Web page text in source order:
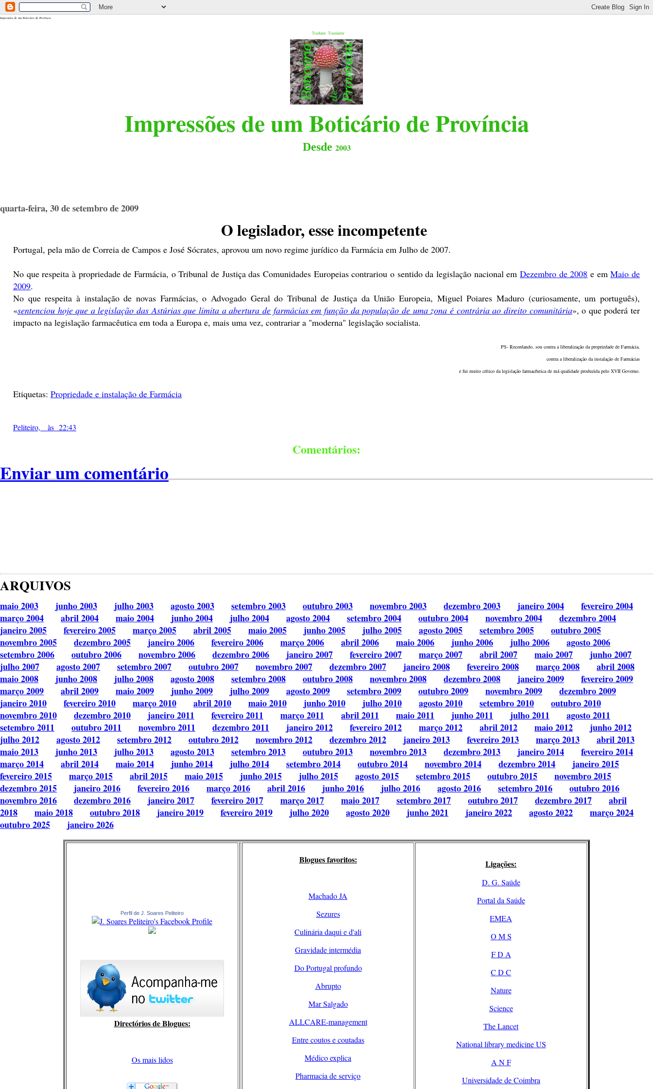
<$BlogRSDUrl$>
Impressões de um Boticário de Província
Tradutor Translator
Impressões de um Boticário de Província
Desde 2003
quarta-feira, 30 de setembro de 2009
O legislador, esse incompetente
Portugal, pela mão de Correia de Campos e José Sócrates, aprovou um novo regime jurídico da Farmácia em Julho de 2007.
No que respeita à propriedade de Farmácia, o Tribunal de Justiça das Comunidades Europeias contrariou o sentido da legislação nacional emDezembro de 2008 e emMaio de
2009.
No que respeita à instalação de novas Farmácias, o Advogado Geral do Tribunal de Justiça da União Europeia, Miguel Poiares Maduro (curiosamente, um português),
«sentenciou hoje que a legislação das Astúrias que limita a abertura de farmácias em função da população de uma zona é contrária ao direito comunitária», o que poderá ter
impacto na legislação farmacêutica em toda a Europa e, mais uma vez, contrariar a "moderna" legislação socialista.
PS- Recordando, sou contra a liberalização da propriedade de Farmácia,
contra a liberalização da instalação de Farmácias
e fui muito crítico da legislação farmacêutica de má qualidade produzida pelo XVII Governo.
Etiquetas: Propriedade e instalação de Farmácia
Peliteiro, às 22:43
Comentários:
Enviar um comentário
ARQUIVOS
maio 2003 junho 2003 julho 2003 agosto 2003 setembro 2003 outubro 2003 novembro 2003 dezembro 2003 janeiro 2004
fevereiro 2004
março 2004
abril 2004 maio 2004 junho 2004 julho 2004 agosto 2004 setembro 2004 outubro 2004 novembro 2004
dezembro 2004
janeiro 2005
fevereiro 2005 março 2005 abril 2005 maio 2005 junho 2005 julho 2005 agosto 2005 setembro 2005
outubro 2005
novembro 2005
dezembro 2005 janeiro 2006 fevereiro 2006 março 2006 abril 2006 maio 2006 junho 2006 julho 2006
agosto 2006
setembro 2006
outubro 2006 novembro 2006 dezembro 2006 janeiro 2007 fevereiro 2007 março 2007 abril 2007 maio 2007
junho 2007
julho 2007
agosto 2007 setembro 2007 outubro 2007 novembro 2007 dezembro 2007 janeiro 2008 fevereiro 2008 março 2008
abril 2008
maio 2008
junho 2008 julho 2008 agosto 2008 setembro 2008 outubro 2008 novembro 2008 dezembro 2008 janeiro 2009
fevereiro 2009
março 2009
abril 2009 maio 2009 junho 2009 julho 2009 agosto 2009 setembro 2009 outubro 2009 novembro 2009
dezembro 2009
janeiro 2010
fevereiro 2010 março 2010 abril 2010 maio 2010 junho 2010 julho 2010 agosto 2010 setembro 2010
outubro 2010
novembro 2010
dezembro 2010 janeiro 2011 fevereiro 2011 março 2011 abril 2011 maio 2011 junho 2011 julho 2011
agosto 2011
setembro 2011
outubro 2011 novembro 2011 dezembro 2011 janeiro 2012 fevereiro 2012 março 2012 abril 2012 maio 2012
junho 2012
julho 2012
agosto 2012 setembro 2012 outubro 2012 novembro 2012 dezembro 2012 janeiro 2013 fevereiro 2013 março 2013
abril 2013
maio 2013
junho 2013 julho 2013 agosto 2013 setembro 2013 outubro 2013 novembro 2013 dezembro 2013 janeiro 2014
fevereiro 2014
março 2014
abril 2014 maio 2014 junho 2014 julho 2014 setembro 2014 outubro 2014 novembro 2014 dezembro 2014
janeiro 2015
fevereiro 2015
março 2015 abril 2015 maio 2015 junho 2015 julho 2015 agosto 2015 setembro 2015 outubro 2015
novembro 2015
dezembro 2015
janeiro 2016 fevereiro 2016 março 2016 abril 2016 junho 2016 julho 2016 agosto 2016 setembro 2016
outubro 2016
novembro 2016
dezembro 2016 janeiro 2017 fevereiro 2017 março 2017 maio 2017 setembro 2017 outubro 2017 dezembro 2017
abril
2018
maio 2018 outubro 2018 janeiro 2019 fevereiro 2019 julho 2020 agosto 2020 junho 2021 janeiro 2022 agosto 2022
março 2024
outubro 2025
janeiro 2026
Perfil de J. Soares Peliteiro
Directórios de Blogues:
Os mais lidos
Blogues favoritos:
Machado JA
Sezures
Culinária daqui e d'ali
Gravidade intermédia
Do Portugal profundo
Abrupto
Mar Salgado
ALLCARE-management
Entre coutos e coutadas
Médico explica
Pharmacia de serviço
Ligações:
D. G. Saúde
Portal da Saúde
EMEA
O M S
F D A
C D C
Nature
Science
The Lancet
National library medicine US
A N F
Universidade de Coimbra